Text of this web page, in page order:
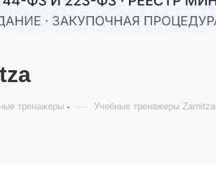
тренажеры — Учебные тренажеры Zarnitza